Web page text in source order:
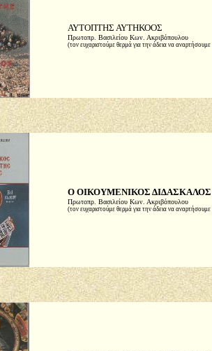
ΑΥΤΟΠΤΗΣ ΑΥΤΗΚΟΟΣ
Πρωτοπρ. Βασιλείου Κων. Ακριβόπουλου
(τον ευχαριστούμε θερμά για την άδεια να αναρτήσουμε
Ο ΟΙΚΟΥΜΕΝΙΚΟΣ
Πρωτοπρ. Βασιλείου Κων. Ακριβόπουλου
(τον ευχαριστούμε θερμά για την άδεια να αναρτήσουμε